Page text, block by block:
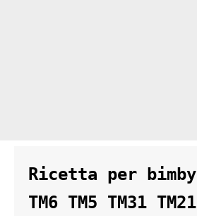
Ricetta per bimby
TM6 TM5 TM31 TM21